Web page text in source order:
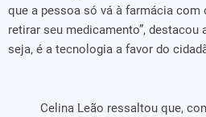
que a pessoa só vá à farmácia com
retirar seu medicamento”, destacou
seja, é a tecnologia a favor do
Celina Leão ressaltou que,